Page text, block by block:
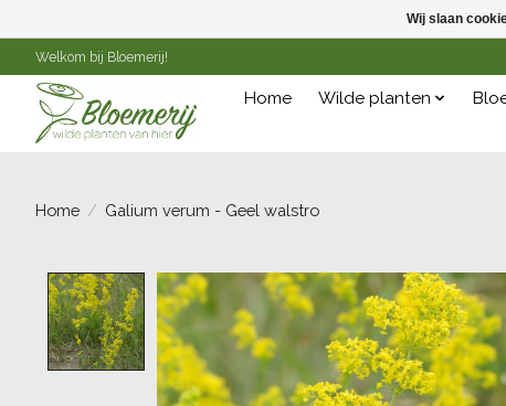
Welkom bij Bloemerij!
Home Wilde planten
Home / Galium verum - Geel walstro
Product image slideshow Items
Wij slaan